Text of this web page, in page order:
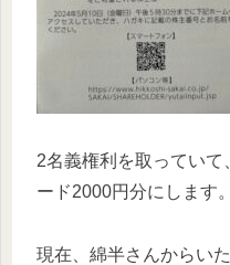
2名義権利を取ってい
ード2000円分にします。
現在、綿半さんからい